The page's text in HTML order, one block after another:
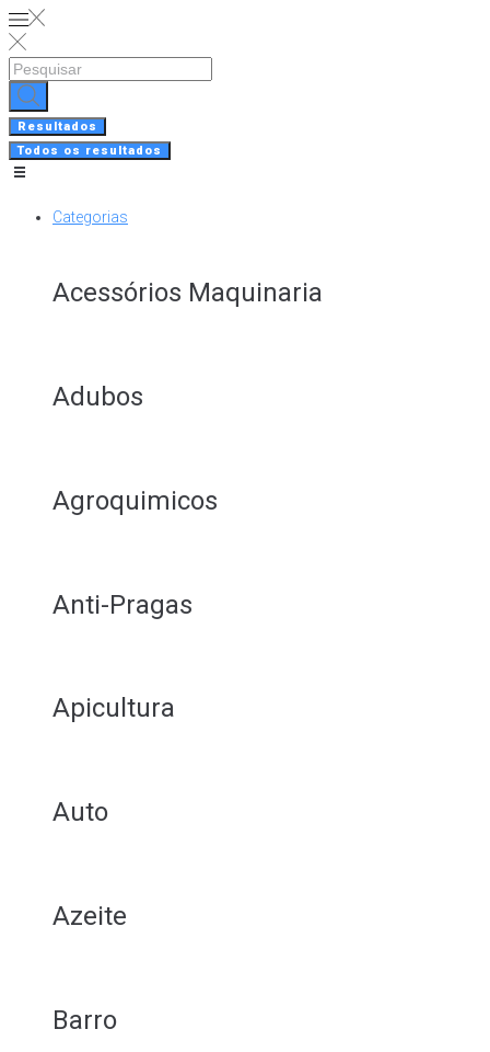
Skip
to
content
Search
Resultados
Todos os resultados
Categorias
Acessórios Maquinaria
Adubos
Agroquimicos
Anti-Pragas
Apicultura
Auto
Azeite
Barro